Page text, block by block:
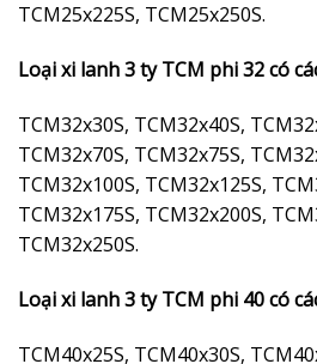
TCM25x225S, TCM25x250S.
Loại xi lanh 3 ty TCM phi 32 có
TCM32x30S, TCM32x40S,
TCM32x70S, TCM32x75S,
TCM32x100S, TCM32x125S,
TCM32x175S, TCM32x200S,
TCM32x250S.
Loại xi lanh 3 ty TCM phi 40 có
TCM40x25S, TCM40x30S,